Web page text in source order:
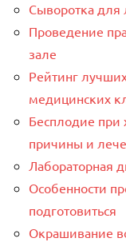
Сыворотка для
Проведение
зале
Рейтинг
медицинских
Бесплодие при
причины и
Лабораторная
Особенности
подготовиться
Окрашивание